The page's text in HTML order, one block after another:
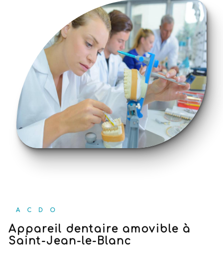
ACDO
appareil dentaire amovible à
Saint-Jean-le-Blanc